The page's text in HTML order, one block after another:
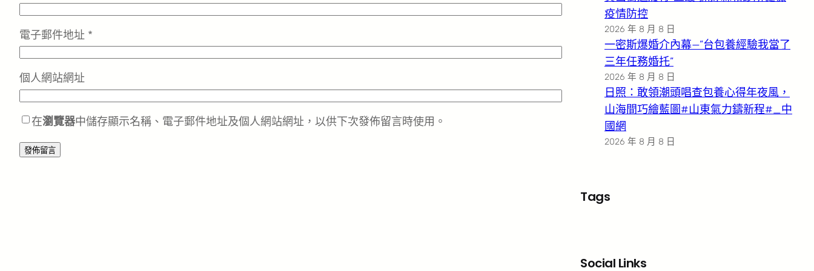
電子郵件地址 *
個人網站網址
在瀏覽器中儲存顯示名稱、電子郵件地址及個人網站網址，以供下次發佈留言時使用。
疫情防控
2026 年 8 月 8 日
一密斯爆婚介內幕—”台包養經驗我當了
三年任務婚托”
2026 年 8 月 8 日
日照：敢領潮頭唱查包養心得年夜風，
山海間巧繪藍圖#山東氣力鑄新程#_中
國網
2026 年 8 月 8 日
Tags
Social Links